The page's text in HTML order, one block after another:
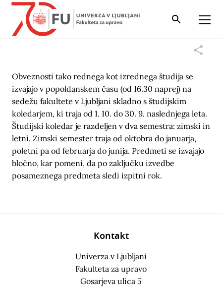
Iskalnik Odpri
Obveznosti tako rednega kot izrednega študija se
izvajajo v popoldanskem času (od 16.30 naprej) na
sedežu fakultete v Ljubljani skladno s študijskim
koledarjem, ki traja od 1. 10. do 30. 9. naslednjega leta.
Študijski koledar je razdeljen v dva semestra: zimski in
letni. Zimski semester traja od oktobra do januarja,
poletni pa od februarja do junija. Predmeti se izvajajo
bločno, kar pomeni, da po zaključku izvedbe
posameznega predmeta sledi izpitni rok.
Kontakt
Univerza v Ljubljani
Fakulteta za upravo
Gosarjeva ulica 5